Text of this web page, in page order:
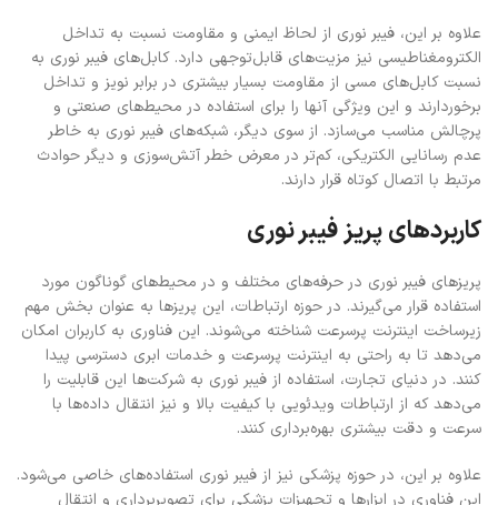
علاوه بر این، فیبر نوری از لحاظ ایمنی و مقاومت نسبت به تداخل
الکترومغناطیسی نیز مزیت‌های قابل‌توجهی دارد. کابل‌های فیبر نوری به
نسبت کابل‌های مسی از مقاومت بسیار بیشتری در برابر نویز و تداخل
برخوردارند و این ویژگی آنها را برای استفاده در محیط‌های صنعتی و
پرچالش مناسب می‌سازد. از سوی دیگر، شبکه‌های فیبر نوری به خاطر
عدم رسانایی الکتریکی، کم‌تر در معرض خطر آتش‌سوزی و دیگر حوادث
مرتبط با اتصال کوتاه قرار دارند.
کاربردهای پریز فیبر نوری
پریزهای فیبر نوری در حرفه‌های مختلف و در محیط‌های گوناگون مورد
استفاده قرار می‌گیرند. در حوزه ارتباطات، این پریزها به عنوان بخش مهم
زیرساخت اینترنت پرسرعت شناخته می‌شوند. این فناوری به کاربران امکان
می‌دهد تا به راحتی به اینترنت پرسرعت و خدمات ابری دسترسی پیدا
کنند. در دنیای تجارت، استفاده از فیبر نوری به شرکت‌ها این قابلیت را
می‌دهد که از ارتباطات ویدئویی با کیفیت بالا و نیز انتقال داده‌ها با
سرعت و دقت بیشتری بهره‌برداری کنند.
علاوه بر این، در حوزه پزشکی نیز از فیبر نوری استفاده‌های خاصی می‌شود.
این فناوری در ابزارها و تجهیزات پزشکی برای تصویربرداری و انتقال